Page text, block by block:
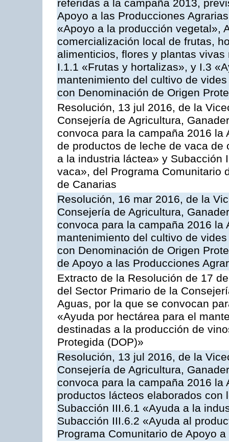
referidas a la campaña 2013,
Apoyo a las Producciones
«Apoyo a la producción vegetal»,
comercialización local de frutas,
alimenticios, flores y plantas
I.1.1 «Frutas y hortalizas», y I.3
mantenimiento del cultivo de
con Denominación de Origen
Resolución, 13 jul 2016, de la
Consejería de Agricultura,
convoca para la campaña 2016
de productos de leche de vaca
a la industria láctea» y Subacción
vaca», del Programa Comunitario
de Canarias
Resolución, 16 mar 2016, de la
Consejería de Agricultura,
convoca para la campaña 2016
mantenimiento del cultivo de
con Denominación de Origen
de Apoyo a las Producciones
Extracto de la Resolución de 17
del Sector Primario de la
Aguas, por la que se convocan
«Ayuda por hectárea para el
destinadas a la producción de
Protegida (DOP)»
Resolución, 13 jul 2016, de la
Consejería de Agricultura,
convoca para la campaña 2016
productos lácteos elaborados
Subacción III.6.1 «Ayuda a la
Subacción III.6.2 «Ayuda al
Programa Comunitario de Apoyo